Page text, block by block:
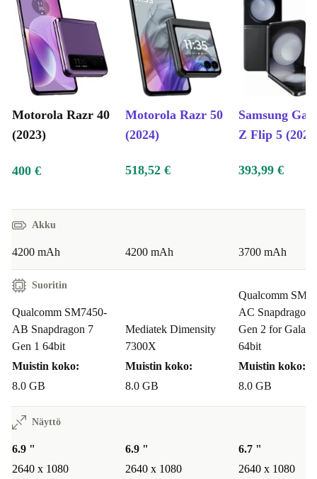
Motorola Razr 40
(2023)
Motorola Razr 50
(2024)
Samsung
Z Flip 5
400 € 518,52 € 393,99 €
Akku
4200 mAh 4200 mAh 3700 mAh
Suoritin
Qualcomm SM7450-
AB Snapdragon 7
Gen 1 64bit
Muistin koko:
8.0 GB
Mediatek Dimensity
7300X
Muistin koko:
8.0 GB
Qualcomm
AC Snapdragon
Gen 2 for Galaxy
64bit
Muistin koko:
8.0 GB
Näyttö
6.9 "
2640 x 1080
6.9 "
2640 x 1080
6.7 "
2640 x 1080